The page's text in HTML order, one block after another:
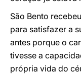
São Bento
para satisfazer a
antes porque o
tivesse a
própria vida do